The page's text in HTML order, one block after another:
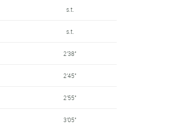
s.t.
s.t.
2'38"
2'45"
2'55"
3'05"